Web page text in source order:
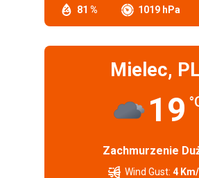
81 % 1019 hPa
Mielec,
19
Zachmurzenie
Wind Gust: 4